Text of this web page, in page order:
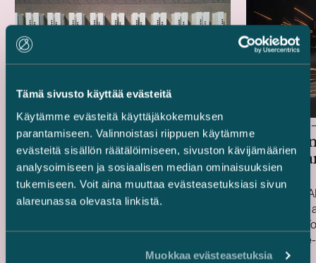
Tämä sivusto käyttää evästeitä
Käytämme evästeitä käyttäjäkokemuksen
parantamiseen. Valinnoistasi riippuen käytämme
evästeitä sisällön räätälöimiseen, sivuston kävijämäärien
analysoimiseen ja sosiaalisen median ominaisuuksien
tukemiseen. Voit aina muuttaa evästeasetuksiasi sivun
alareunassa olevasta linkistä.
Muokkaa evästeasetuksia
Delta Capacity – BESS-
energiavarastohankkeen osto
Toimimme Delta Capacityn
neuvonantajana rakennusvalmiina olevan
Energyltä. Delta Capacity toteuttaa
HANZA
hankinta
Toimimme
hankkiessa
Järjestely
Julkaistu
15.7.2026